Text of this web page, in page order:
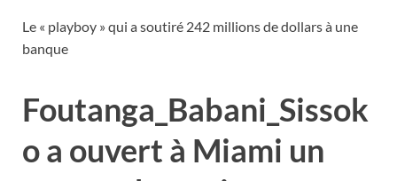
Le « playboy » qui a soutiré 242 millions de dollars à une
banque
Foutanga_Babani_Sissok
o a ouvert à Miami un